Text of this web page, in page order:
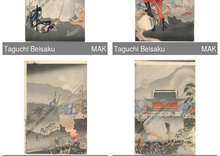
Taguchi Beisaku MAK Taguchi Beisaku MAK